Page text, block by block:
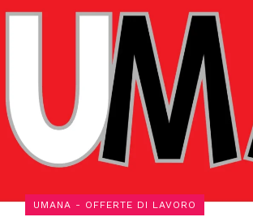
UMANA - OFFERTE DI LAVORO